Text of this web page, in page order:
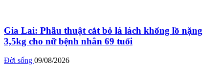
Gia Lai: Phẫu thuật cắt bỏ lá lách khổng lồ nặng
3,5kg cho nữ bệnh nhân 69 tuổi
Đời sống 09/08/2026